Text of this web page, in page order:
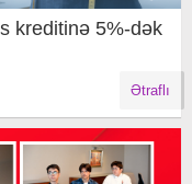
kreditinə 5%-dək
Ətraflı